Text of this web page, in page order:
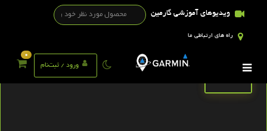
ویدیوهای آموزشی گارمین
راه های ارتباطی ما
ورود / ثبت‌نام
0